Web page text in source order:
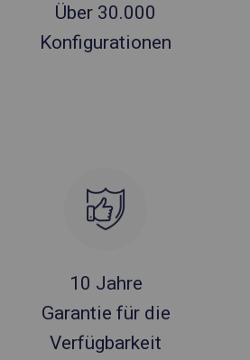
Über 30.000
Konfigurationen
10 Jahre
Garantie für die
Verfügbarkeit